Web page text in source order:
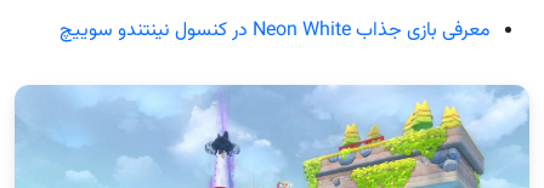
معرفی بازی جذاب Neon White در کنسول نینتندو سوییچ